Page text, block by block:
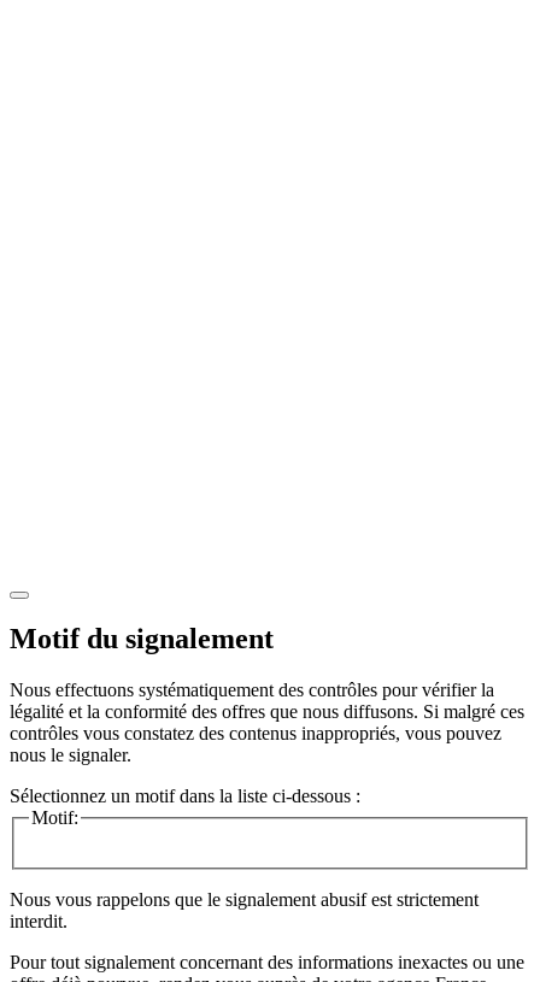
Motif du signalement
Nous effectuons systématiquement des contrôles pour vérifier la
légalité et la conformité des offres que nous diffusons. Si malgré ces
contrôles vous constatez des contenus inappropriés, vous pouvez
nous le signaler.
Sélectionnez un motif dans la liste ci-dessous :
Motif:
Nous vous rappelons que le signalement abusif est strictement
interdit.
Pour tout signalement concernant des informations inexactes ou une